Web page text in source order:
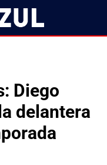
Diego
delantera